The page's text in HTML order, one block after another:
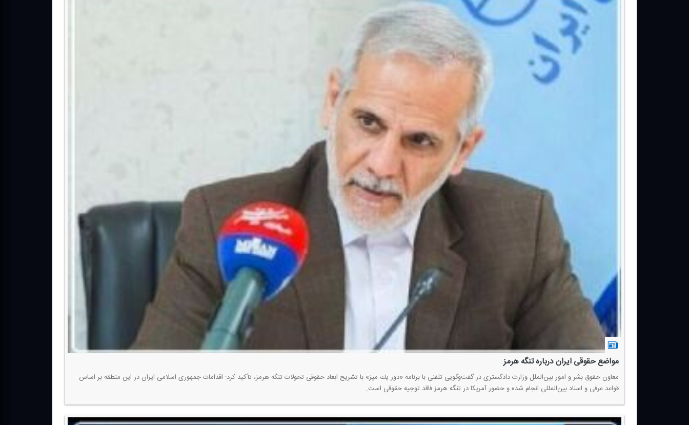
مواضع حقوقی ایران درباره تنگه هرمز
معاون حقوق بشر و امور بین‌الملل وزارت دادگستری در گفت‌وگویی تلفنی با برنامه «دور یك میز» با تشریح ابعاد حقوقی تحولات تنگه هرمز، تأكید كرد: اقدامات جمهوری اسلامی ایران در این منطقه بر اساس
قواعد عرفی و اسناد بین‌المللی انجام شده و حضور آمریكا در تنگه هرمز فاقد توجیه حقوقی است.